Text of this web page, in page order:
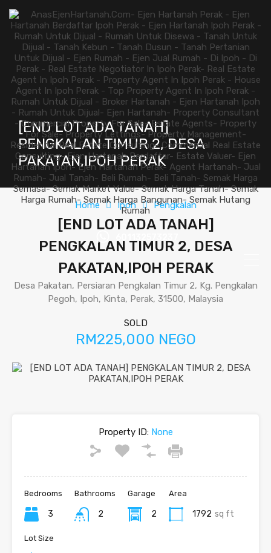
[END LOT ADA TANAH]
PENGKALAN TIMUR 2, DESA
PAKATAN,IPOH PERAK
Home Ipoh Pengkalan
[END LOT ADA TANAH]
PENGKALAN TIMUR 2, DESA
PAKATAN,IPOH PERAK
Desa Pakatan, Persiaran Pengkalan Timur 2, Kg. Pengkalan
Pegoh, Ipoh, Kinta, Perak, 31500, Malaysia
SOLD
RM225,000 NEGO
Property ID:None
Bedrooms
3
Bathrooms
2
Garage
2
Area
1792 sq ft
Lot Size